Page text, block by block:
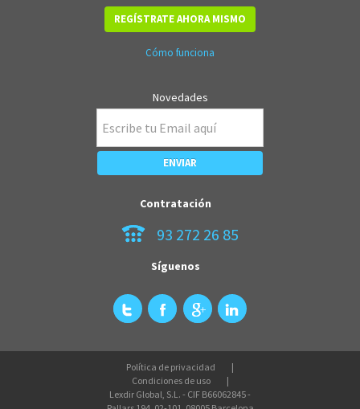
REGÍSTRATE AHORA MISMO
Cómo funciona
Novedades
Contratación
93 272 26 85
Síguenos
Política de privacidad
Condiciones de uso
Lexdir Global, S.L. - CIF B66062845 -